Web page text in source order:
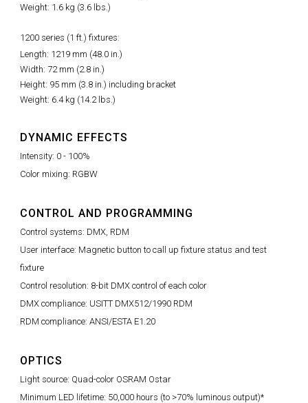
Weight: 1.6 kg (3.6 lbs.)
1200 series (1 ft.) fixtures:
Length: 1219 mm (48.0 in.)
Width: 72 mm (2.8 in.)
Height: 95 mm (3.8 in.) including bracket
Weight: 6.4 kg (14.2 lbs.)
DYNAMIC EFFECTS
Intensity: 0 - 100%
Color mixing: RGBW
CONTROL AND PROGRAMMING
Control systems: DMX, RDM
User interface: Magnetic button to call up fixture status and test
fixture
Control resolution: 8-bit DMX control of each color
DMX compliance: USITT DMX512/1990 RDM
RDM compliance: ANSI/ESTA E1.20
OPTICS
Light source: Quad-color OSRAM Ostar
Minimum LED lifetime: 50,000 hours (to >70% luminous output)*